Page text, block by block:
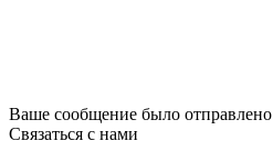
Ваше сообщение было отправлено
Связаться с нами